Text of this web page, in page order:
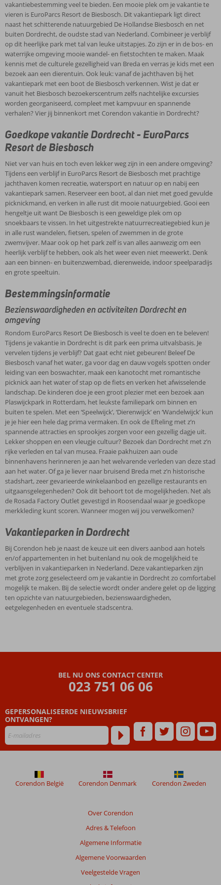
van musea. Fraaie pakhuizen aan oude binnenhavens herinneren je
aan het welvarende verleden van deze stad aan het water. Of ga je
liever naar bruisend Breda met z’n historische stadshart, zeer
gevarieerde winkelaanbod en gezellige restaurants en
uitgaansgelegenheden? Ook dit behoort tot de mogelijkheden. Net
als de Rosada Factory Outlet gevestigd in Roosendaal waar je
goedkope merkkleding kunt scoren. Wanneer mogen wij jou
verwelkomen?
vakantiebestemming veel te bieden. Een mooie plek om je vakantie te
vieren is EuroParcs Resort de Biesbosch. Dit vakantiepark ligt direct
naast het schitterende natuurgebied De Hollandse Biesbosch en net
buiten Dordrecht, de oudste stad van Nederland. Combineer je verblijf
op dit heerlijke park met tal van leuke uitstapjes. Zo zijn er in de bos- en
waterrijke omgeving mooie wandel- en fietstochten te maken. Maak
kennis met de culturele gezelligheid van Breda en verras je kids met een
bezoek aan een dierentuin. Ook leuk: vanaf de jachthaven bij het
vakantiepark met een boot de Biesbosch verkennen. Wist je dat er
vanuit het Biesbosch bezoekerscentrum zelfs nachtelijke excursies
worden georganiseerd, compleet met kampvuur en spannende
verhalen? Vier jij binnenkort met Corendon vakantie in Dordrecht?
Goedkope vakantie Dordrecht - EuroParcs
Resort de Biesbosch
Niet ver van huis en toch even lekker weg zijn in een andere omgeving?
Tijdens een verblijf in EuroParcs Resort de Biesbosch met prachtige
jachthaven komen recreatie, watersport en natuur op en nabij een
vakantiepark samen. Reserveer een boot, al dan niet met goed gevulde
picknickmand, en verken in alle rust dit mooie natuurgebied. Gooi een
hengeltje uit want De Biesbosch is een geweldige plek om op
snoekbaars te vissen. In het uitgestrekte natuurrecreatiegebied kun je
in alle rust wandelen, fietsen, spelen of zwemmen in de grote
zwemvijver. Maar ook op het park zelf is van alles aanwezig om een
heerlijk verblijf te hebben, ook als het weer even niet meewerkt. Denk
aan een binnen- en buitenzwembad, dierenweide, indoor speelparadijs
en grote speeltuin.
Bestemmingsinformatie
Bezienswaardigheden en activiteiten Dordrecht en
omgeving
Rondom EuroParcs Resort De Biesbosch is veel te doen en te beleven!
Tijdens je vakantie in Dordrecht is dit park een prima uitvalsbasis. Je
vervelen tijdens je verblijf? Dat gaat echt niet gebeuren! Beleef De
Biesbosch vanaf het water, ga voor dag en dauw vogels spotten onder
leiding van een boswachter, maak een kanotocht met romantische
picknick aan het water of stap op de fiets en verken het afwisselende
landschap. De kinderen doe je een groot plezier met een bezoek aan
Plaswijckpark in Rotterdam, het leukste familiepark om binnen en
buiten te spelen. Met een ‘Speelwijck’, ‘Dierenwijck’ en ‘Wandelwijck’ kun
je je hier een hele dag prima vermaken. En ook de Efteling met z’n
spannende attracties en sprookjes zorgen voor een gezellig dagje uit.
Lekker shoppen en een vleugje cultuur? Bezoek dan Dordrecht met z’n
rijke verleden en tal van musea. Fraaie pakhuizen aan oude
binnenhavens herinneren je aan het welvarende verleden van deze stad
aan het water. Of ga je liever naar bruisend Breda met z’n historische
stadshart, zeer gevarieerde winkelaanbod en gezellige restaurants en
uitgaansgelegenheden? Ook dit behoort tot de mogelijkheden. Net als
de Rosada Factory Outlet gevestigd in Roosendaal waar je goedkope
merkkleding kunt scoren. Wanneer mogen wij jou verwelkomen?
Vakantieparken in Dordrecht
Bij Corendon heb je naast de keuze uit een divers aanbod aan hotels
en/of appartementen in het buitenland nu ook de mogelijkheid te
verblijven in vakantieparken in Nederland. Deze vakantieparken zijn
met grote zorg geselecteerd om je vakantie in Dordrecht zo comfortabel
mogelijk te maken. Bij de selectie wordt onder andere gelet op de ligging
ten opzichte van natuurgebieden, bezienswaardigheden,
eetgelegenheden en eventuele stadscentra.
BEL NU ONS CONTACT CENTER
023 751 06 06
GEPERSONALISEERDE NIEUWSBRIEF
ONTVANGEN?
Over Corendon
Adres & Telefoon
Algemene Informatie
Algemene Voorwaarden
Veelgestelde Vragen
Corendon België Corendon Denmark Corendon Zweden